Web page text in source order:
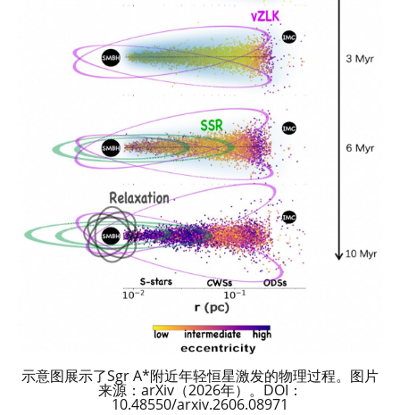
示意图展示了Sgr A*附近年轻恒星激发的物理过程。图片
来源：arXiv（2026年）。DOI：
10.48550/arxiv.2606.08971